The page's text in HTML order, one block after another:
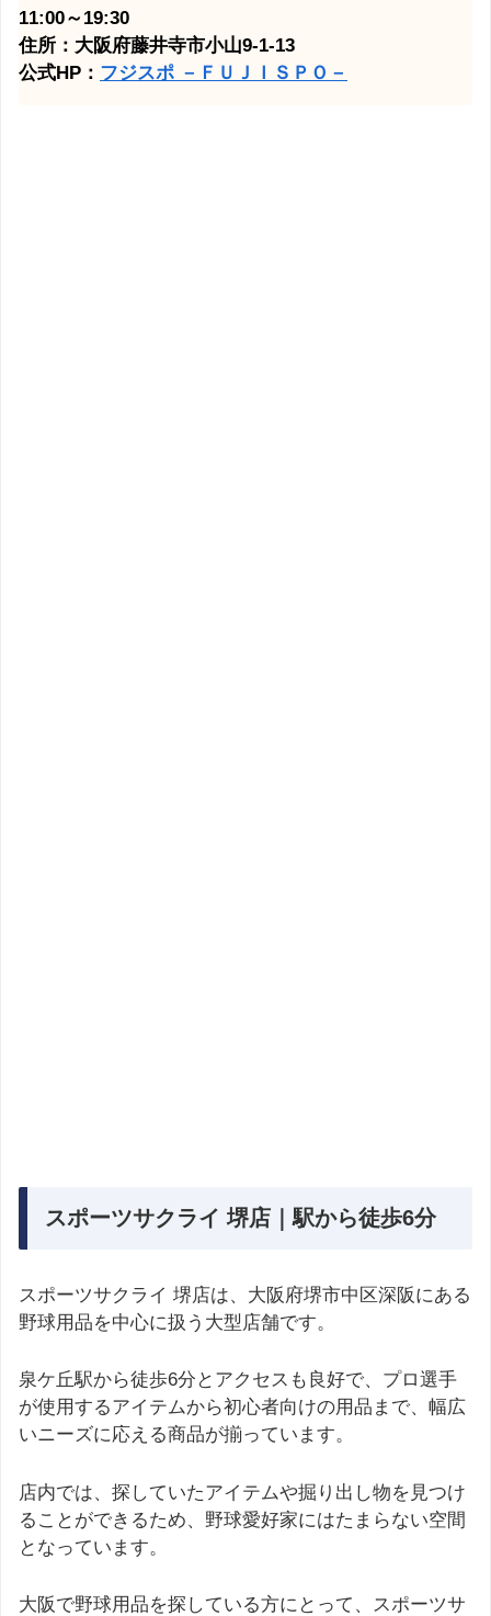
11:00～19:30
住所：大阪府藤井寺市小山9-1-13
公式HP： フジスポ －ＦＵＪＩＳＰＯ－
スポーツサクライ 堺店｜駅から徒歩6分
スポーツサクライ 堺店は、大阪府堺市中区深阪にある
野球用品を中心に扱う大型店舗です。
泉ケ丘駅から徒歩6分とアクセスも良好で、プロ選手
が使用するアイテムから初心者向けの用品まで、幅広
いニーズに応える商品が揃っています。
店内では、探していたアイテムや掘り出し物を見つけ
ることができるため、野球愛好家にはたまらない空間
となっています。
大阪で野球用品を探している方にとって、スポーツサ